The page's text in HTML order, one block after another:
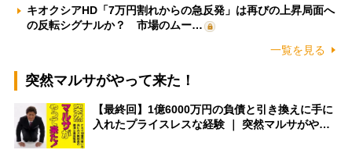
キオクシアHD「7万円割れからの急反発」は再びの上昇局面へ
の反転シグナルか？ 市場のムー…
一覧を見る
突然マルサがやって来た！
【最終回】1億6000万円の負債と引き換えに手に
入れたプライスレスな経験 ｜ 突然マルサがや…